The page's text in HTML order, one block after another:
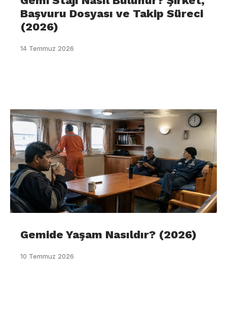
Başvuru Dosyası ve Takip Süreci
(2026)
14 Temmuz 2026
Gemide Yaşam Nasıldır? (2026)
10 Temmuz 2026